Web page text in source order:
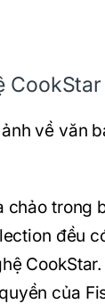
CookStar
chảo trong
đều
của